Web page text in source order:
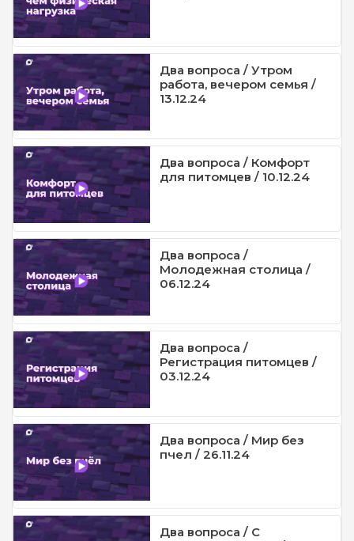
Два вопроса / Утром
работа, вечером семья /
13.12.24
Два вопроса / Комфорт
для питомцев / 10.12.24
Два вопроса /
Молодежная столица /
06.12.24
Два вопроса /
Регистрация питомцев /
03.12.24
Два вопроса / Мир без
пчел / 26.11.24
Два вопроса / С